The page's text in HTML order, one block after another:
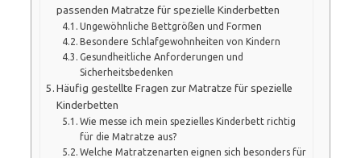
passenden Matratze für spezielle Kinderbetten
Ungewöhnliche Bettgrößen und Formen
Besondere Schlafgewohnheiten von Kindern
Gesundheitliche Anforderungen und
Sicherheitsbedenken
Häufig gestellte Fragen zur Matratze für spezielle
Kinderbetten
Wie messe ich mein spezielles Kinderbett richtig
für die Matratze aus?
Welche Matratzenarten eignen sich besonders für